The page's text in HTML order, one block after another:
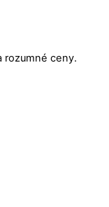
rozumné ceny.